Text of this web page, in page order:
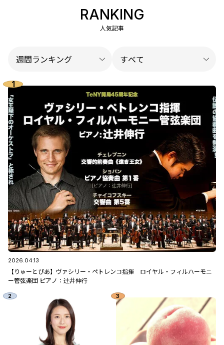
RANKING
人気記事
2026.04.13
【りゅーとぴあ】ヴァシリー・ペトレンコ指揮 ロイヤル・フィルハーモニ
ー管弦楽団 ピアノ：辻󠄀井伸行